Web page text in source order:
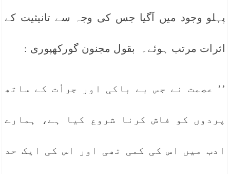
پہلو وجود میں آگیا جس کی وجہ سے تانیثیت کے
اثرات مرتب ہوئے۔ بقول مجنون گورکھپوری :
’’ عصمت نے جس بے باکی اور جرأت کے ساتھ
پردوں کو فاش کرنا شروع کیا ہے، ہمارے
ادب میں اس کی کمی تھی اور اس کی ایک حد